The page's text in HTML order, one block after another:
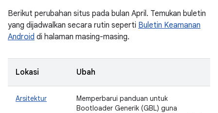
Berikut perubahan situs pada bulan April. Temukan buletin
yang dijadwalkan secara rutin seperti Buletin Keamanan
Android di halaman masing-masing.
Lokasi Ubah
Arsitektur
Memperbarui panduan untuk
Bootloader Generik (GBL) guna